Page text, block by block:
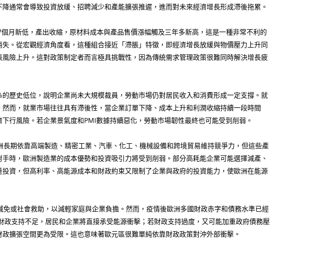
通常會導致投資放緩、招聘減少和產能擴張推遲，進而對未來經濟增長形成滯後拖累。
新低，產出收縮，原材料成本與產品售價漲幅觸及三年多新高，這是一種非常不利的
。從宏觀經濟角度看，這種組合接近「滯脹」特徵，即經濟增長放緩與物價壓力上升同
險上升。這對政策制定者而言極具挑戰性，因為傳統需求管理政策很難同時解決增長疲
史低位，說明企業尚未大規模裁員，勞動市場仍對居民收入和消費形成一定支撐。就
而，就業市場往往具有滯後性，當企業訂單下降、成本上升和利潤收縮持續一段時間
行風險。若企業景氣度和PMI數據持續惡化，勞動市場韌性最終也可能受到削弱。
期依靠高端製造、精密工業、汽車、化工、機械設備和跨境貿易維持競爭力，但這些產
時，歐洲製造業的成本優勢和投資吸引力將受到削弱。部分高耗能企業可能選擇減產、
資，但高利率、高能源成本和財政約束又限制了企業與政府的投資能力，使歐洲在能源
或社會救助，以減輕家庭與企業負擔。然而，疫情後歐洲多國財政赤字和債務水準已經
支持不足，居民和企業將直接承受能源衝擊；若財政支持過度，又可能加重政府債務壓
擴張空間更為受限。這也意味著歐元區很難單純依靠財政政策對沖外部衝擊。